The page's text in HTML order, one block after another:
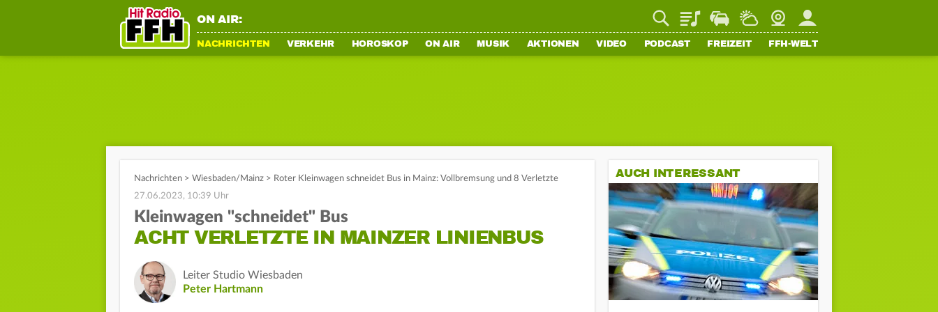
ON AIR: PlaylistStaupilotWetterWebcamMein FFH
NACHRICHTEN VERKEHR HOROSKOP ON AIR MUSIK AKTIONEN VIDEO PODCAST FREIZEIT FFH-WELT
Nachrichten > Wiesbaden/Mainz > Roter Kleinwagen schneidet Bus in Mainz: Vollbremsung und 8 Verletzte
27.06.2023, 10:39 Uhr
Kleinwagen "schneidet" Bus
ACHT VERLETZTE IN MAINZER LINIENBUS
Leiter Studio Wiesbaden
Peter Hartmann
AUCH INTERESSANT